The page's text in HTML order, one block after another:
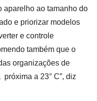
aparelho ao tamanho do
e priorizar modelos
e controle
também que o
organizações de
a 23° C”, diz